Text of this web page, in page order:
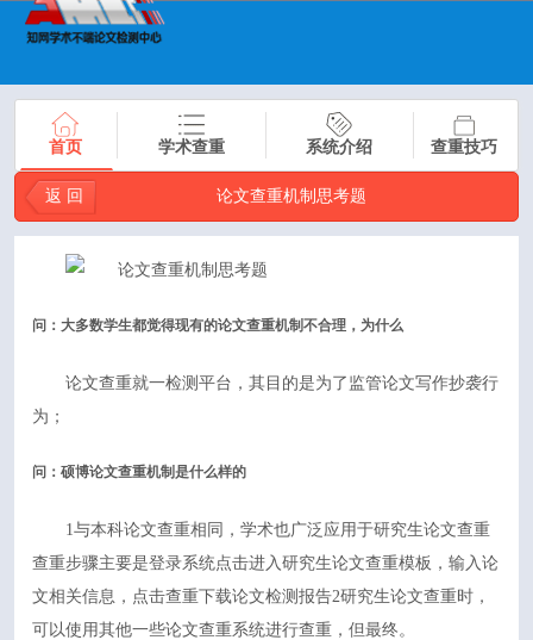
首页 学术查重 系统介绍 查重技巧
返 回 论文查重机制思考题
问：大多数学生都觉得现有的论文查重机制不合理，为什么
论文查重就一检测平台，其目的是为了监管论文写作抄袭行
为；
问：硕博论文查重机制是什么样的
1与本科论文查重相同，学术也广泛应用于研究生论文查重
查重步骤主要是登录系统点击进入研究生论文查重模板，输入论
文相关信息，点击查重下载论文检测报告2研究生论文查重时，
可以使用其他一些论文查重系统进行查重，但最终。